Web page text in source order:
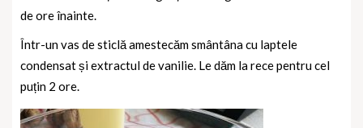
de ore înainte.
Într-un vas de sticlă amestecăm smântâna cu laptele
condensat și extractul de vanilie. Le dăm la rece pentru cel
puțin 2 ore.